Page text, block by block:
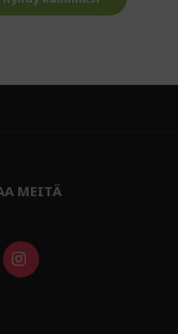
MEITÄ